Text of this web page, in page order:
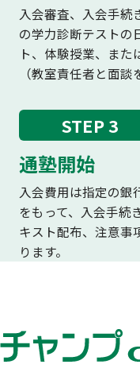
入会審査、入会手続
の学力診断テストの
ト、体験授業、ま
（教室責任者と面談
STEP 3
通塾開始
入会費用は指定の銀
をもって、入会手続
キスト配布、注意事
ります。